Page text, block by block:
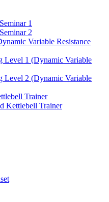
1
2
Variable Resistance
1 (Dynamic Variable
2 (Dynamic Variable
Trainer
Kettlebell Trainer